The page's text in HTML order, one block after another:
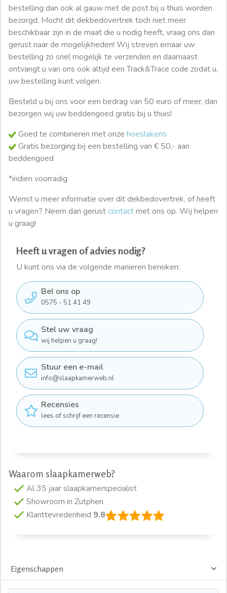
bestelling dan ook al gauw met de post bij u thuis worden
bezorgd. Mocht dit dekbedovertrek toch niet meer
beschikbaar zijn in de maat die u nodig heeft, vraag ons dan
gerust naar de mogelijkheden! Wij streven ernaar uw
bestelling zo snel mogelijk te verzenden en daarnaast
ontvangt u van ons ook altijd een Track&Trace code zodat u,
uw bestelling kunt volgen.
Besteld u bij ons voor een bedrag van 50 euro of meer, dan
bezorgen wij uw beddengoed gratis bij u thuis!
Goed te combineren met onze hoeslakens
Gratis bezorging bij een bestelling van € 50,- aan
beddengoed
*indien voorradig
Wenst u meer informatie over dit dekbedovertrek, of heeft
u vragen? Neem dan gerustcontactmet ons op. Wij helpen
u graag!
Heeft u vragen of advies nodig?
U kunt ons via de volgende manieren bereiken:
Bel ons op
0575 - 51 41 49
Stel uw vraag
wij helpen u graag!
Stuur een e-mail
info@slaapkamerweb.nl
Recensies
lees of schrijf een recensie
Waarom slaapkamerweb?
Al 35 jaar slaapkamerspecialist
Showroom in Zutphen
Klanttevredenheid 9.8
Eigenschappen